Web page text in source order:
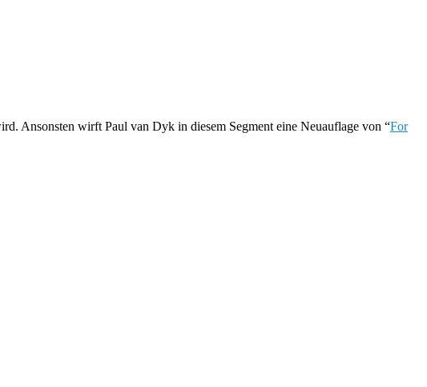
Ansonsten wirft Paul van Dyk in diesem Segment eine Neuauflage von “For